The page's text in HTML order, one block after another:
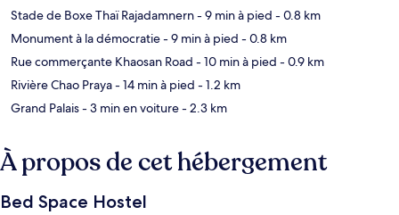
Stade de Boxe Thaï Rajadamnern- 9 min à pied - 0.8 km
Monument à la démocratie- 9 min à pied - 0.8 km
Rue commerçante Khaosan Road - 10 min à pied - 0.9 km
Rivière Chao Praya- 14 min à pied - 1.2 km
Grand Palais- 3 min en voiture- 2.3 km
À propos de cet hébergement
Bed Space Hostel